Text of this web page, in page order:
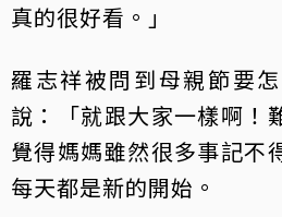
真的很好看。」
羅志祥被問到母親節要
說：「就跟大家一樣啊！
覺得媽媽雖然很多事記不
每天都是新的開始。